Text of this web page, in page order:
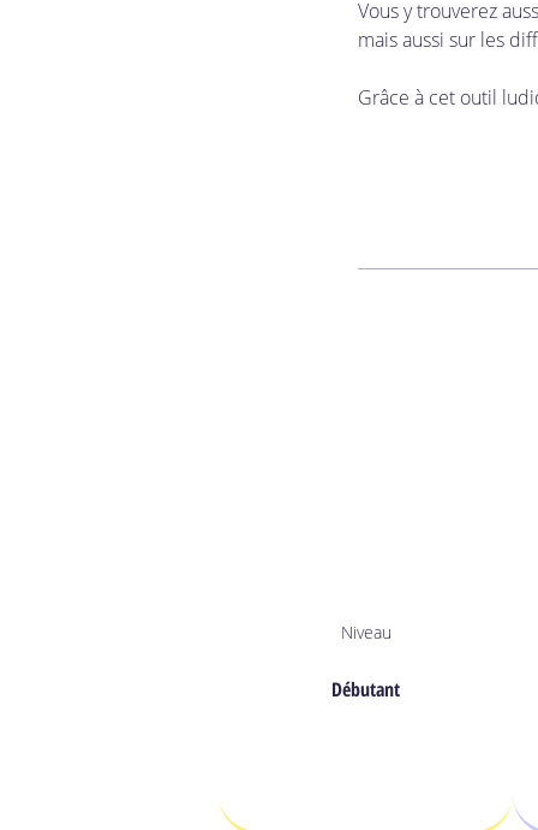
Vous y trouverez
mais aussi sur les
Grâce à cet outil
Niveau
Débutant